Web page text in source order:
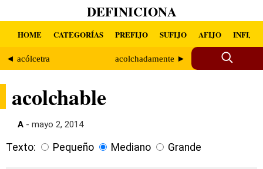
DEFINICIONA
HOME CATEGORÍAS PREFIJO SUFIJO AFIJO INFIJO
◄ acólcetra acolchadamente ►
acolchable
A - mayo 2, 2014
Texto: Pequeño Mediano Grande